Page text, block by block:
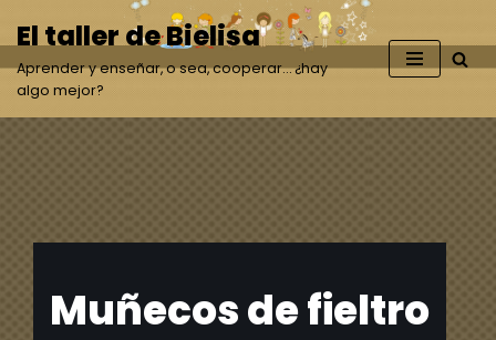
Saltar
al
contenido
El taller de Bielisa
Aprender y enseñar, o sea, cooperar… ¿hay
algo mejor?
Muñecos de fieltro